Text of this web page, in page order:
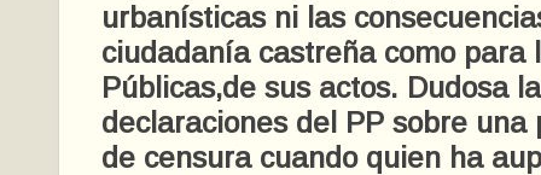
urbanísticas ni las
ciudadanía castreña como para
Públicas,de sus actos. Dudosa
declaraciones del PP sobre una
de censura cuando quien ha